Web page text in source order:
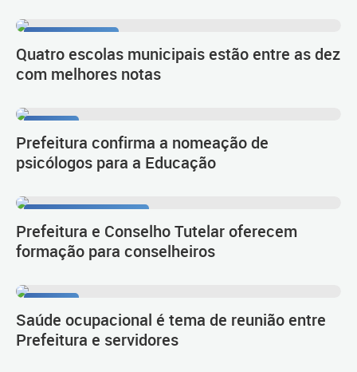
Quatro escolas municipais estão entre as dez
com melhores notas
Prefeitura confirma a nomeação de
psicólogos para a Educação
Prefeitura e Conselho Tutelar oferecem
formação para conselheiros
Saúde ocupacional é tema de reunião entre
Prefeitura e servidores